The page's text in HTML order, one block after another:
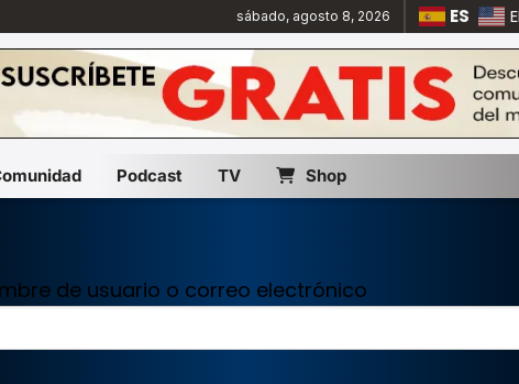
sábado, agosto 8, 2026 ES
Podcast TV Shop
de usuario o correo electrónico